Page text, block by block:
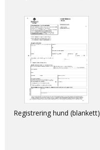
dogs, cats and ferrets into
and within the EU
Registrering hund (blankett)